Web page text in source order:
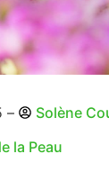
–
Solène
la Peau